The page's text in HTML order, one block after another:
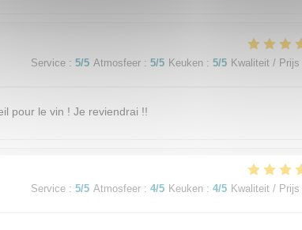
Service : 5/5 Atmosfeer : 5/5 Keuken : 5/5 Kwaliteit / Prijs
pour le vin ! Je reviendrai !!
Service : 5/5 Atmosfeer : 4/5 Keuken : 4/5 Kwaliteit / Prijs